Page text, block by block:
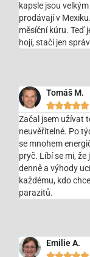
kapsle jsou
prodávají v
měsíční kúru. Teď
hojí, stačí jen
Tomáš M.

Začal jsem užívat
neuvěřitelné. Po
se mnohem
pryč. Líbí se mi,
denně a výhody
každému, kdo
parazitů.
Emilie A.